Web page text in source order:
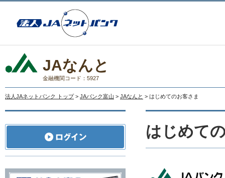
JAなんと
金融機関コード：5927
法人JAネットバンク トップ > JAバンク富山 > JAなんと > はじめてのお客さま
はじめて